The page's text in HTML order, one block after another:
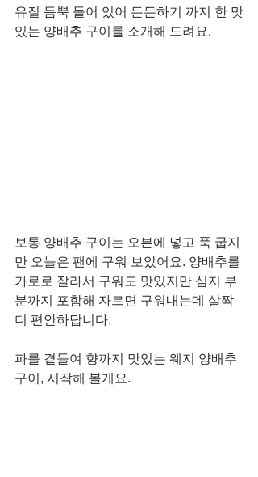
유질 듬뿍 들어 있어 든든하기 까지 한 맛
있는 양배추 구이를 소개해 드려요.
보통 양배추 구이는 오븐에 넣고 푹 굽지
만 오늘은 팬에 구워 보았어요. 양배추를
가로로 잘라서 구워도 맛있지만 심지 부
분까지 포함해 자르면 구워내는데 살짝
더 편안하답니다.
파를 곁들여 향까지 맛있는 웨지 양배추
구이, 시작해 볼게요.